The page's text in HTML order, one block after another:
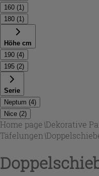
160 (1)
180 (1)
Höhe cm
190 (4)
195 (2)
Serie
Neptum (4)
Nice (2)
Home page\Dekorative
Täfelungen \